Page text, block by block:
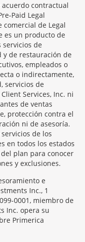
contractual
Paid Legal
comercial de Legal
es un producto de
servicios de
de restauración de
empleados o
o indirectamente,
servicios de
Services, Inc. ni
de ventas
protección contra el
ni de asesoría.
de los
en todos los estados
del plan para conocer
y exclusiones.
e
Inc., 1
0001, miembro de
Inc. opera su
Primerica